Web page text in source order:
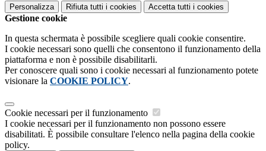
Personalizza Rifiuta tutti i cookies Accetta tutti i cookies
Gestione cookie
In questa schermata è possibile scegliere quali cookie consentire.
I cookie necessari sono quelli che consentono il funzionamento della
piattaforma e non è possibile disabilitarli.
Per conoscere quali sono i cookie necessari al funzionamento potete
visionare la COOKIE POLICY.
Cookie necessari per il funzionamento
I cookie necessari per il funzionamento non possono essere
disabilitati. È possibile consultare l'elenco nella pagina della cookie
policy.